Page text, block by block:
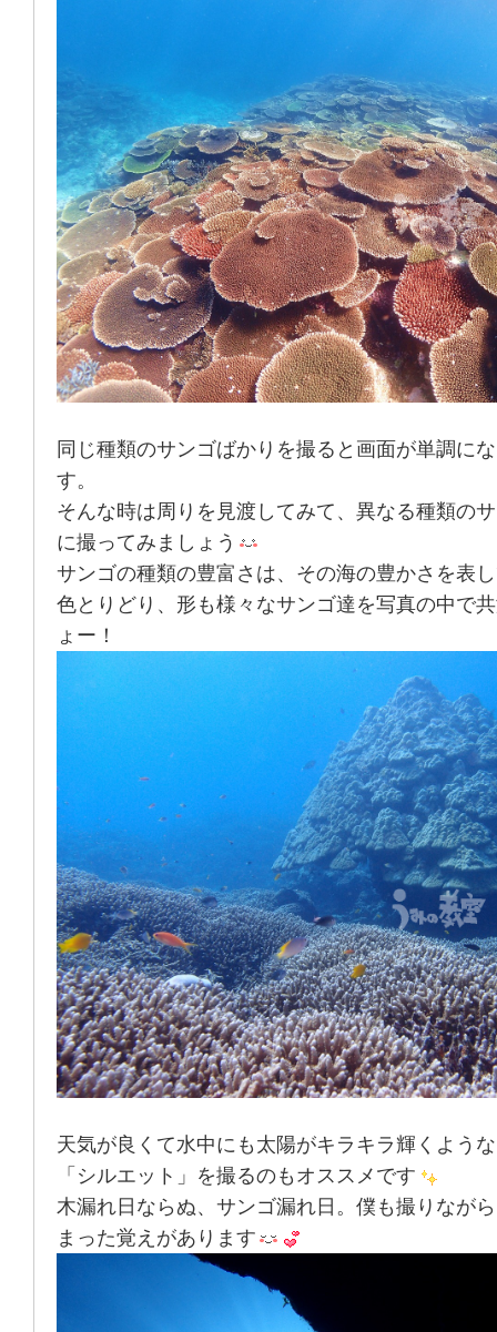
同じ種類のサンゴばかりを撮ると画面が単調に
す。
そんな時は周りを見渡してみて、異なる種類の
に撮ってみましょう
サンゴの種類の豊富さは、その海の豊かさを表
色とりどり、形も様々なサンゴ達を写真の中で
ょー！
天気が良くて水中にも太陽がキラキラ輝くよう
「シルエット」を撮るのもオススメです
木漏れ日ならぬ、サンゴ漏れ日。僕も撮りなが
まった覚えがあります